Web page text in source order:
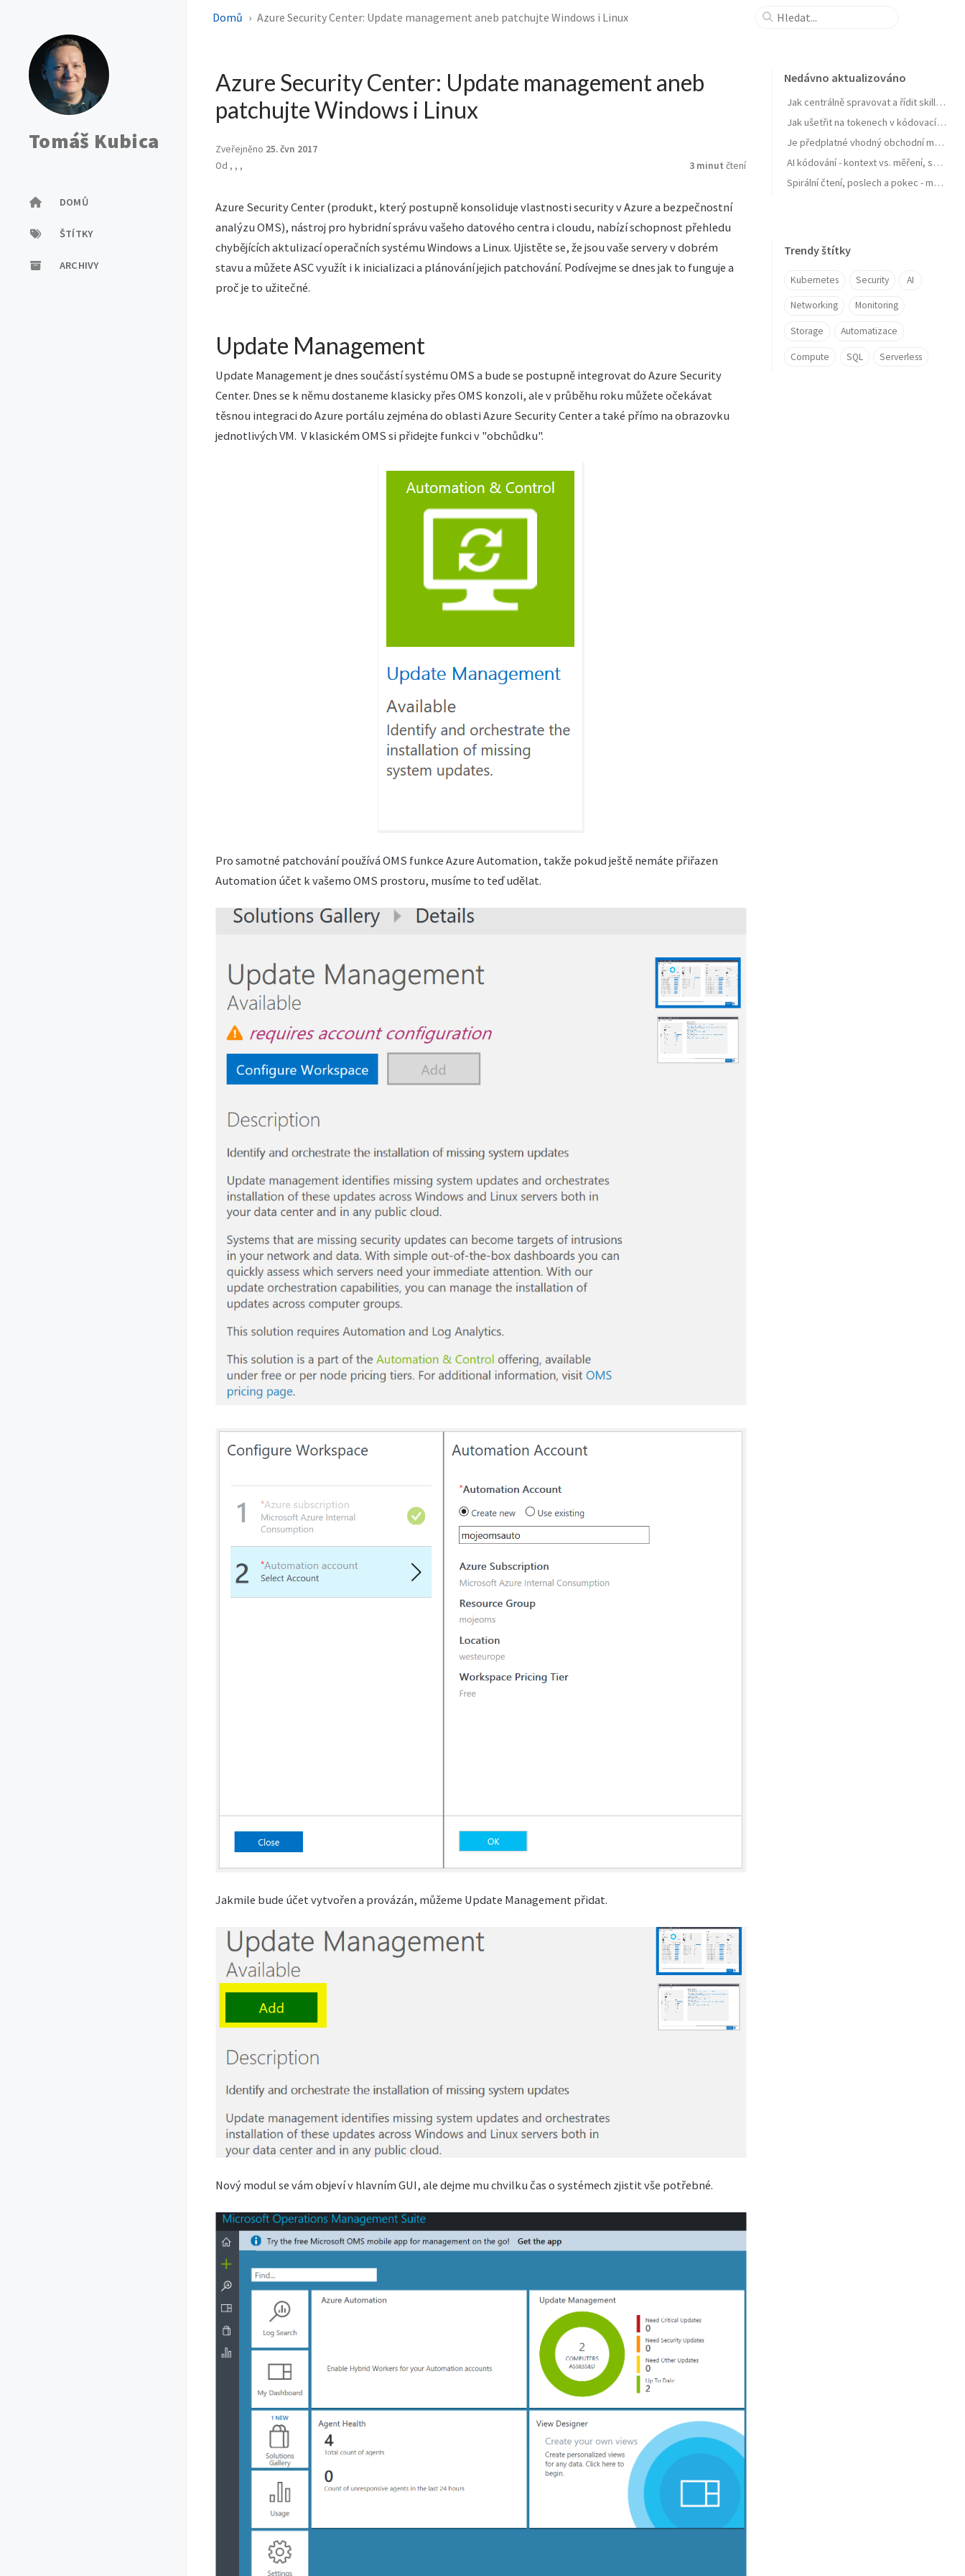
Tomáš Kubica
DOMŮ
ŠTÍTKY
ARCHIVY
Domů Azure Security Center: Update management aneb patchujte Windows i Linux
Azure Security Center: Update management aneb
patchujte Windows i Linux
Zveřejněno 25. čvn 2017
Od , , , 3 minut čtení
Azure Security Center (produkt, který postupně konsoliduje vlastnosti security v Azure a bezpečnostní
analýzu OMS), nástroj pro hybridní správu vašeho datového centra i cloudu, nabízí schopnost přehledu
chybějících aktulizací operačních systému Windows a Linux. Ujistěte se, že jsou vaše servery v dobrém
stavu a můžete ASC využít i k inicializaci a plánování jejich patchování. Podívejme se dnes jak to funguje a
proč je to užitečné.
Update Management
Update Management je dnes součástí systému OMS a bude se postupně integrovat do Azure Security
Center. Dnes se k němu dostaneme klasicky přes OMS konzoli, ale v průběhu roku můžete očekávat
těsnou integraci do Azure portálu zejména do oblasti Azure Security Center a také přímo na obrazovku
jednotlivých VM. V klasickém OMS si přidejte funkci v "obchůdku".
Pro samotné patchování používá OMS funkce Azure Automation, takže pokud ještě nemáte přiřazen
Automation účet k vašemo OMS prostoru, musíme to teď udělat.
Jakmile bude účet vytvořen a provázán, můžeme Update Management přidat.
Nový modul se vám objeví v hlavním GUI, ale dejme mu chvilku čas o systémech zjistit vše potřebné.
Nedávno aktualizováno
Jak centrálně spravovat a řídit skills pro agenty a zejména jejich samostatné zlepšování
Jak ušetřit na tokenech v kódovacích agentech typu GitHub Copilot
Je předplatné vhodný obchodní model pro AI produkt? Zdražuje AI? Zdražují tokeny? Nebo se jen najíždí na férový model?
AI kódování - kontext vs. měření, software jako paměť, váš software se učit nebudu, OpenClaw a chytrá domácnost
Spirální čtení, poslech a pokec - moje AI workflow pro nasání knihy do mozku
Trendy štítky
Kubernetes Security AI
Networking Monitoring
Storage Automatizace
Compute SQL Serverless